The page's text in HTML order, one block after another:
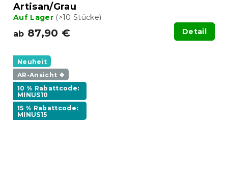
Artisan/Grau
Auf Lager (>10 Stücke)
ab 87,90 € Detail
Neuheit
AR-Ansicht ❖
10 % Rabattcode:
MINUS10
15 % Rabattcode:
MINUS15